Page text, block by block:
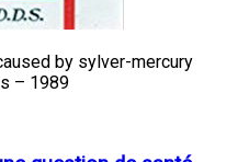
by sylver-mercury
– 1989